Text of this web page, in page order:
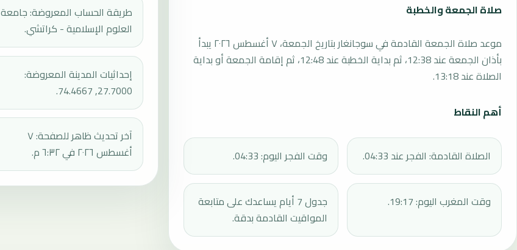
صلاة الجمعة والخطبة
موعد صلاة الجمعة القادمة في سوجانغار بتاريخ الجمعة، ٧ أغسطس ٢٠٢٦ يبدأ
بأذان الجمعة عند 12:38، ثم بداية الخطبة عند 12:48، ثم إقامة الجمعة أو بداية
الصلاة عند 13:18.
أهم النقاط
الصلاة القادمة: الفجر عند 04:33. وقت الفجر اليوم: 04:33.
وقت المغرب اليوم: 19:17.
جدول 7 أيام يساعدك على متابعة
المواقيت القادمة بدقة.
طريقة الحساب المعروضة: جامعة
العلوم الإسلامية - كراتشي.
إحداثيات المدينة المعروضة:
27.7000, 74.4667.
آخر تحديث ظاهر للصفحة: ٧
أغسطس ٢٠٢٦ في ٦:٣٢ م.